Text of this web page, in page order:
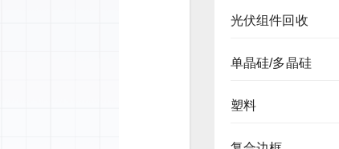
光伏组件回收
单晶硅/多晶硅
塑料